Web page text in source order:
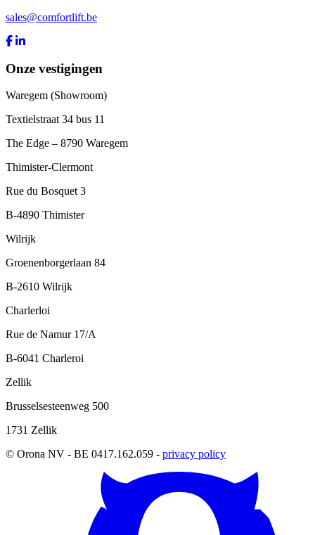
sales@comfortlift.be
Onze vestigingen
Waregem (Showroom)
Textielstraat 34 bus 11
The Edge – 8790 Waregem
Thimister-Clermont
Rue du Bosquet 3
B-4890 Thimister
Wilrijk
Groenenborgerlaan 84
B-2610 Wilrijk
Charlerloi
Rue de Namur 17/A
B-6041 Charleroi
Zellik
Brusselsesteenweg 500
1731 Zellik
© Orona NV - BE 0417.162.059 - privacy policy